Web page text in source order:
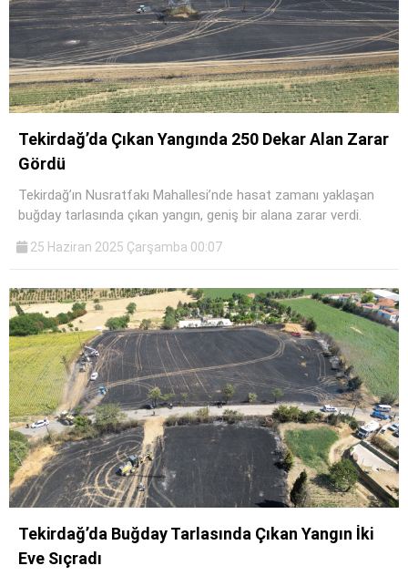
Tekirdağ’da Çıkan Yangında 250 Dekar Alan Zarar
Gördü
Tekirdağ’ın Nusratfakı Mahallesi’nde hasat zamanı yaklaşan
buğday tarlasında çıkan yangın, geniş bir alana zarar verdi.
25 Haziran 2025 Çarşamba 00:07
Tekirdağ’da Buğday Tarlasında Çıkan Yangın İki
Eve Sıçradı